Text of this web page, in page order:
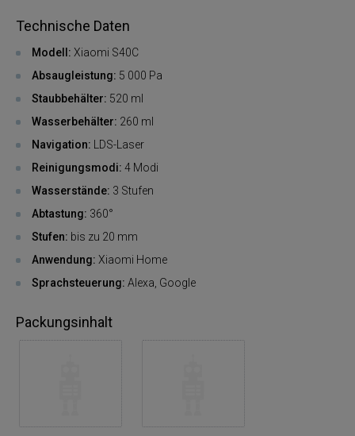
Technische Daten
Modell: Xiaomi S40C
Absaugleistung: 5 000 Pa
Staubbehälter: 520 ml
Wasserbehälter: 260 ml
Navigation:
LDS-Laser
Reinigungsmodi: 4 Modi
Wasserstände: 3 Stufen
Abtastung: 360°
Stufen: bis zu 20 mm
Anwendung: Xiaomi Home
Sprachsteuerung: Alexa, Google
Packungsinhalt